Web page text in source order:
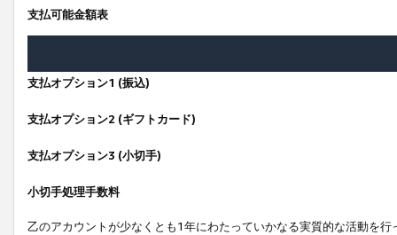
支払可能金額表
支払オプション1 (振込)
支払オプション2 (ギフトカード)
支払オプション3 (小切手)
小切手処理手数料
乙のアカウントが少なくとも1年にわたっていかなる実質的な活動を